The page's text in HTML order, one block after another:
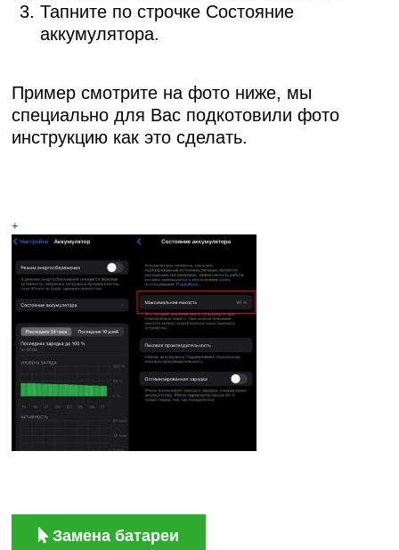
Тапните по строчке Состояние
аккумулятора.
Пример смотрите на фото ниже, мы
специально для Вас подкотовили фото
инструкцию как это сделать.
+
Замена батареи